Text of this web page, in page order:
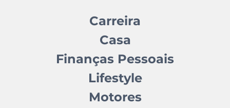
Carreira
Casa
Finanças Pessoais
Lifestyle
Motores